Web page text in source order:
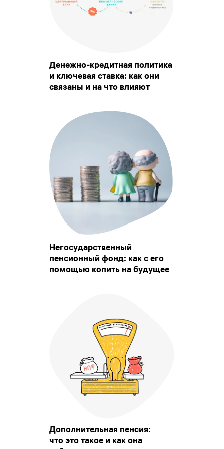
Денежно-кредитная политика
и ключевая ставка: как они
связаны и на что влияют
Негосударственный
пенсионный фонд: как с его
помощью копить на будущее
Дополнительная пенсия:
что это такое и как она